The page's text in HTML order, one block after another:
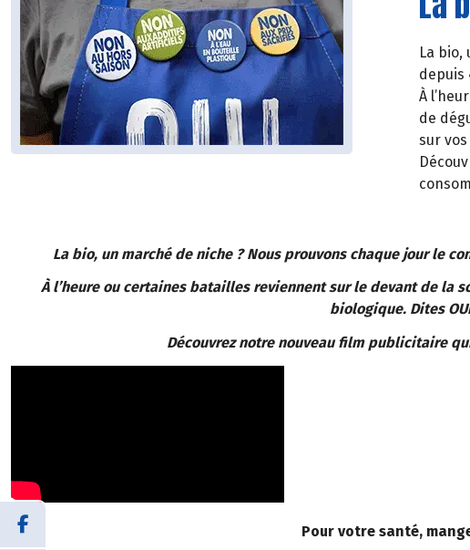
La bio,
depuis
À
de
sur
La bio, un marché de niche ? Nous prouvons chaque jour le
À l’heure ou certaines batailles reviennent sur le devant de la
biologique. Dites
Découvrez notre nouveau film publicitaire
Pour votre santé,